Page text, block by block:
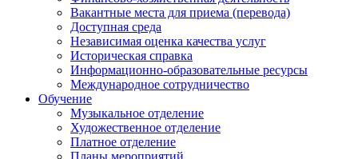
Вакантные места для приема (перевода)
Доступная среда
Независимая оценка качества услуг
Историческая справка
Информационно-образовательные ресурсы
Международное сотрудничество
Обучение
Музыкальное отделение
Художественное отделение
Платное отделение